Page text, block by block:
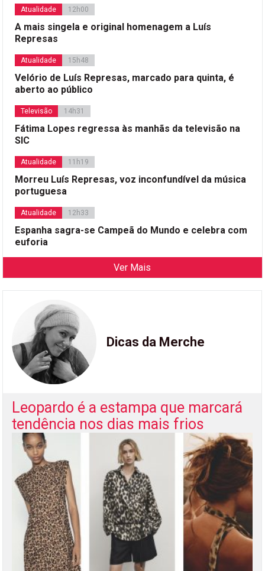
Atualidade 12h00
A mais singela e original homenagem a Luís
Represas
Atualidade 15h48
Velório de Luís Represas, marcado para quinta, é
aberto ao público
Televisão 14h31
Fátima Lopes regressa às manhãs da televisão na
SIC
Atualidade 11h19
Morreu Luís Represas, voz inconfundível da música
portuguesa
Atualidade 12h33
Espanha sagra-se Campeã do Mundo e celebra com
euforia
Ver Mais
Dicas da Merche
Leopardo é a estampa que marcará
tendência nos dias mais frios